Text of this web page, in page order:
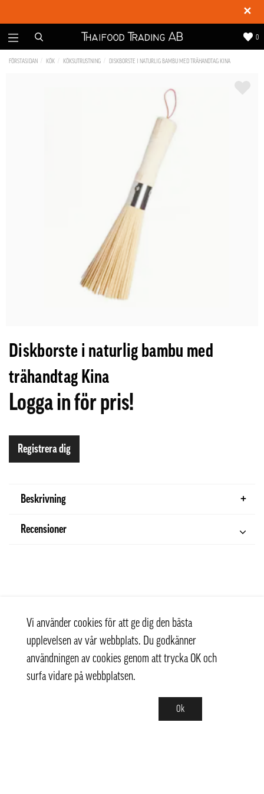
✕
0
FÖRSTASIDAN KÖK KÖKSUTRUSTNING DISKBORSTE I NATURLIG BAMBU MED TRÄHANDTAG KINA
Diskborste i naturlig bambu med
trähandtag Kina
Logga in för pris!
Registrera dig
Beskrivning
Recensioner
Vi använder cookies för att ge dig den bästa
upplevelsen av vår webbplats. Du godkänner
användningen av cookies genom att trycka OK och
surfa vidare på webbplatsen.
Ok